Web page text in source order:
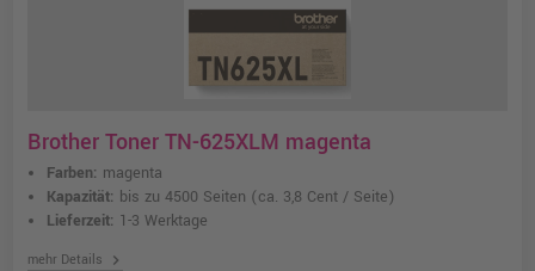
Brother Toner TN-625XLM magenta
Farben: magenta
Kapazität: bis zu 4500 Seiten (ca. 3,8 Cent / Seite)
Lieferzeit: 1-3 Werktage
mehr Details chevron_right